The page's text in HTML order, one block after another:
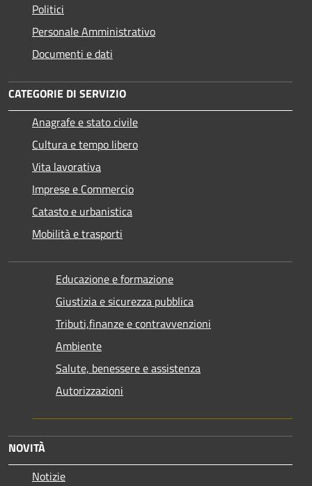
Politici
Personale Amministrativo
Documenti e dati
CATEGORIE DI SERVIZIO
Anagrafe e stato civile
Cultura e tempo libero
Vita lavorativa
Imprese e Commercio
Catasto e urbanistica
Mobilità e trasporti
Educazione e formazione
Giustizia e sicurezza pubblica
Tributi,finanze e contravvenzioni
Ambiente
Salute, benessere e assistenza
Autorizzazioni
NOVITÀ
Notizie